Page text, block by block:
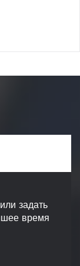
задать
время